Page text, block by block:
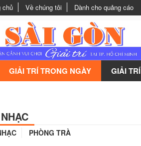
chủ Về chúng tôi Dành cho quảng cáo
GIẢI TRÍ TRONG NGÀY GIẢI
PHÒNG TRÀ